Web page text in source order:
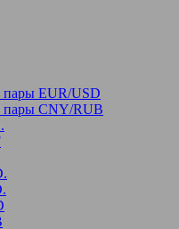
пары EUR/USD
пары CNY/RUB